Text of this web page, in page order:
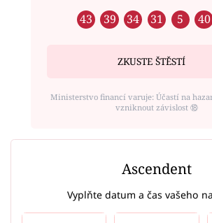
43 39 34 31 5 40
ZKUSTE ŠTĚSTÍ
Ministerstvo financí varuje: Účastí na
vzniknout závislost ⑱
Ascendent
Vyplňte datum a čas vašeho